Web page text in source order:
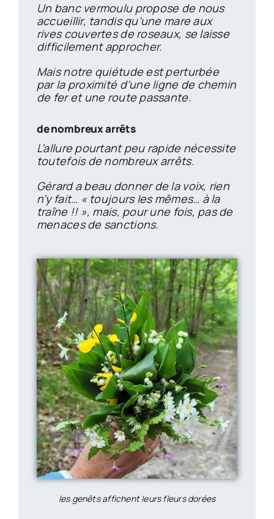
Un banc vermoulu propose de nous
accueillir, tandis qu’une mare aux
rives couvertes de roseaux, se laisse
difficilement approcher.
Mais notre quiétude est perturbée
par la proximité d’une ligne de chemin
de fer et une route passante.
de nombreux arrêts
L’allure pourtant peu rapide nécessite
toutefois de nombreux arrêts.
Gérard a beau donner de la voix, rien
n’y fait… « toujours les mêmes… à la
traîne !! », mais, pour une fois, pas de
menaces de sanctions.
les genêts affichent leurs fleurs dorées